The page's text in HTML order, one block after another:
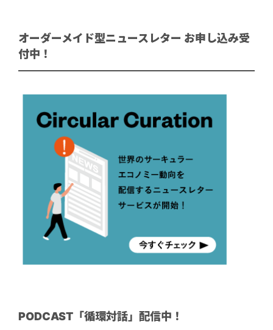
オーダーメイド型ニュースレター お申し込み受
付中！
PODCAST「循環対話」配信中！